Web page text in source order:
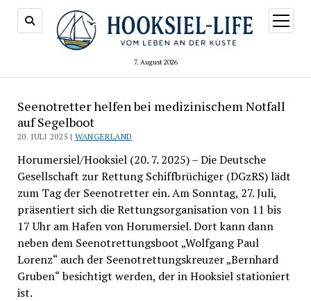
7. August 2026
Menü
öffnen
Seenotretter helfen bei medizinischem Notfall
auf Segelboot
20. JULI 2025 | WANGERLAND
Horumersiel/Hooksiel (20. 7. 2025) – Die Deutsche
Gesellschaft zur Rettung Schiffbrüchiger (DGzRS) lädt
zum Tag der Seenotretter ein. Am Sonntag, 27. Juli,
präsentiert sich die Rettungsorganisation von 11 bis
17 Uhr am Hafen von Horumersiel. Dort kann dann
neben dem Seenotrettungsboot „Wolfgang Paul
Lorenz“ auch der Seenotrettungskreuzer „Bernhard
Gruben“ besichtigt werden, der in Hooksiel stationiert
ist.